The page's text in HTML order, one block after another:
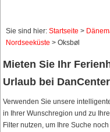
Sie sind hier: Startseite >
Nordseeküste > Oksbøl
Mieten Sie Ihr
Urlaub bei
Verwenden Sie unsere
in Ihrer Wunschregion und zu
Filter nutzen, um Ihre Suche